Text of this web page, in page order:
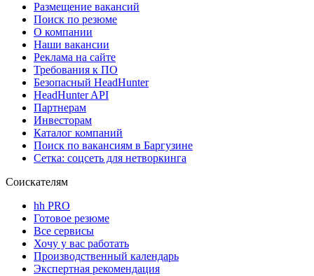
Размещение вакансий
Поиск по резюме
О компании
Наши вакансии
Реклама на сайте
Требования к ПО
Безопасный HeadHunter
HeadHunter API
Партнерам
Инвесторам
Каталог компаний
Поиск по вакансиям в Баргузине
Сетка: соцсеть для нетворкинга
Соискателям
hh PRO
Готовое резюме
Все сервисы
Хочу у вас работать
Производственный календарь
Экспертная рекомендация